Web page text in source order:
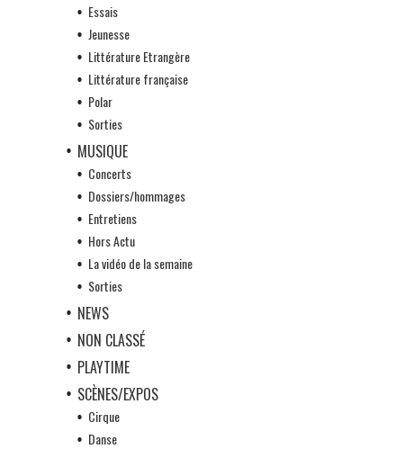
Essais
Jeunesse
Littérature Etrangère
Littérature française
Polar
Sorties
MUSIQUE
Concerts
Dossiers/hommages
Entretiens
Hors Actu
La vidéo de la semaine
Sorties
NEWS
NON CLASSÉ
PLAYTIME
SCÈNES/EXPOS
Cirque
Danse